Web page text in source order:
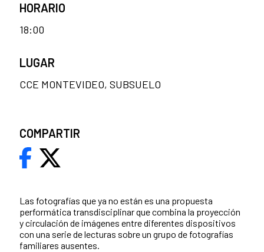
Las fotografías que ya no están es una propuesta
performática transdisciplinar que combina la proyección
y circulación de imágenes entre diferentes dispositivos
con una serie de lecturas sobre un grupo de fotografías
familiares ausentes.
HORARIO
18:00
LUGAR
CCE MONTEVIDEO, SUBSUELO
COMPARTIR